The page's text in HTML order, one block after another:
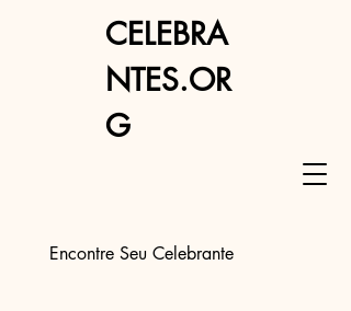
Encontre Seu Celebrante
CELEBRA
NTES.OR
G